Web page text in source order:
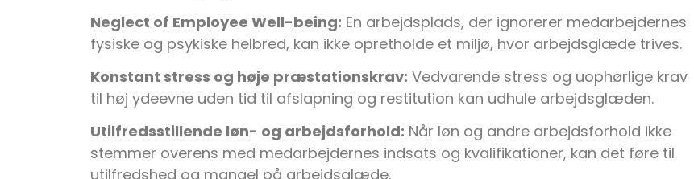
Neglect of Employee Well-being: En arbejdsplads, der ignorerer medarbejdernes
fysiske og psykiske helbred, kan ikke opretholde et miljø, hvor arbejdsglæde trives.
Konstant stress og høje præstationskrav: Vedvarende stress og uophørlige krav
til høj ydeevne uden tid til afslapning og restitution kan udhule arbejdsglæden.
Utilfredsstillende løn- og arbejdsforhold: Når løn og andre arbejdsforhold ikke
stemmer overens med medarbejdernes indsats og kvalifikationer, kan det føre til
utilfredshed og mangel på arbejdsglæde.